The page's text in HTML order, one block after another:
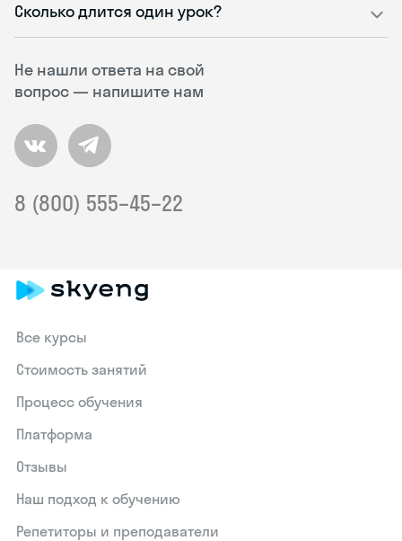
Не нашли ответа на свой
вопрос — напишите нам
8 (800) 555–45–22
Сколько длится один урок?
Все курсы
Стоимость занятий
Процесс обучения
Платформа
Отзывы
Наш подход к обучению
Репетиторы и преподаватели